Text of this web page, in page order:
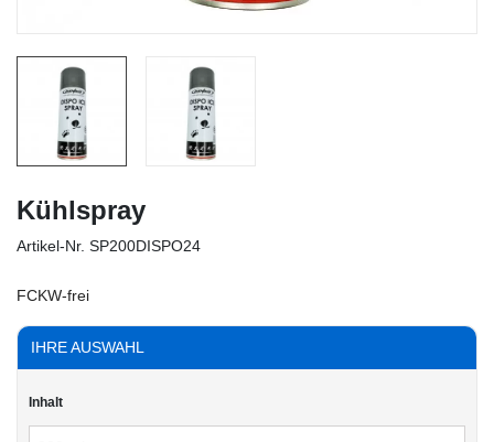
Kühlspray
Artikel-Nr. SP200DISPO24
FCKW-frei
IHRE AUSWAHL
Inhalt